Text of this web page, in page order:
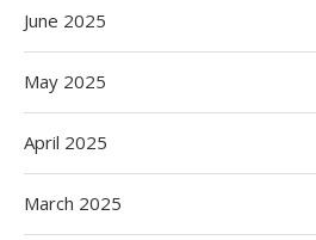
June 2025
May 2025
April 2025
March 2025